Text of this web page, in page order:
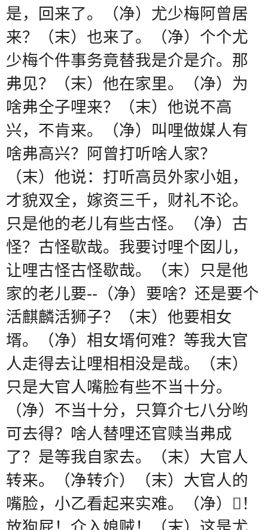
是，回来了。（净）尤少梅阿曾居
来？（末）也来了。（净）个个尤
少梅个件事务竟替我是介是介。那
弗见？（末）他在家里。（净）为
啥弗仝子哩来？（末）他说不高
兴，不肯来。（净）叫哩做媒人有
啥弗高兴？阿曾打听啥人家？
（末）他说：打听高员外家小姐，
才貌双全，嫁资三千，财礼不论。
只是他的老儿有些古怪。（净）古
怪？古怪歇哉。我要讨哩个囡儿，
让哩古怪古怪歇哉。（末）只是他
家的老儿要-- （净）要啥？还是要个
活麒麟活狮子？（末）他要相女
壻。（净）相女壻何难？等我大官
人走得去让哩相相没是哉。（末）
只是大官人嘴脸有些不当十分。
（净）不当十分，只算介七八分哟
可去得？啥人替哩还官赎当弗成
了？是等我自家去。（末）大官人
转来。（净转介）（末）大官人的
嘴脸，小乙看起来实难。（净） 𠳶 ！